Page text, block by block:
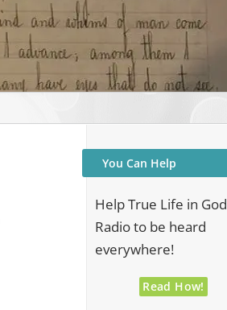
You Can Help
Help True Life in God
Radio to be heard
everywhere!
Read How!